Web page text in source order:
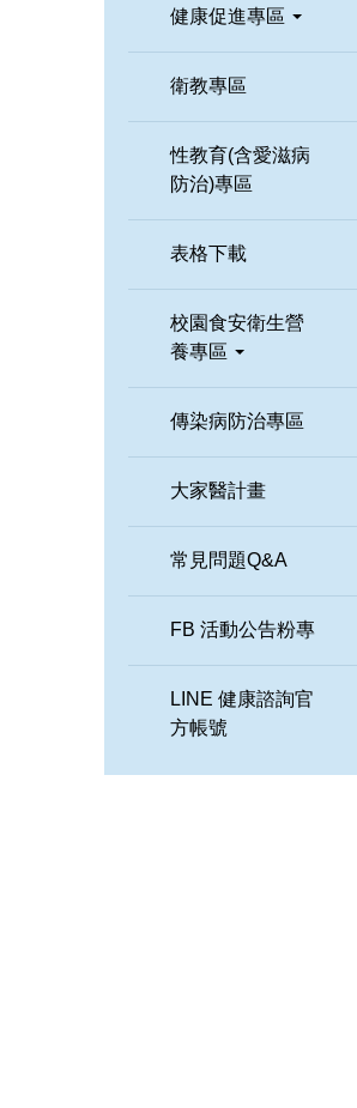
健康促進專區
衛教專區
性教育(含愛滋病
防治)專區
表格下載
校園食安衛生營
養專區
傳染病防治專區
大家醫計畫
常見問題Q&A
FB 活動公告粉專
LINE 健康諮詢官
方帳號